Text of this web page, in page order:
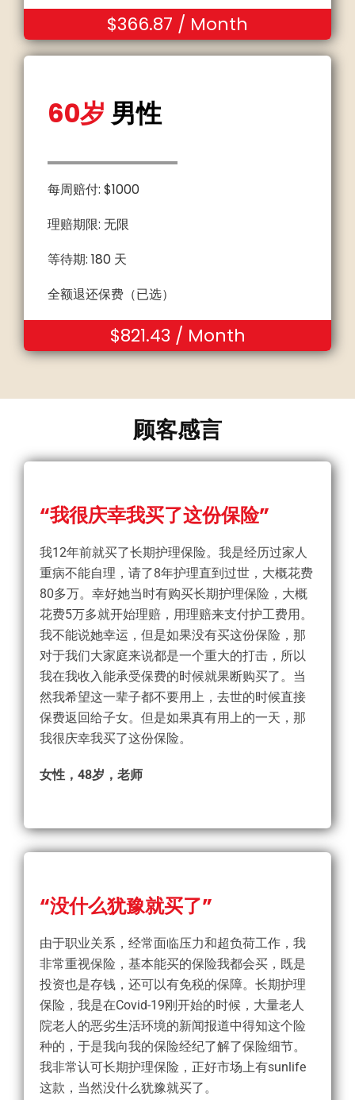
$366.87 / Month
60岁男性
每周赔付: $1000
理赔期限: 无限
等待期: 180 天
全额退还保费（已选）
$821.43 / Month
顾客感言
“我很庆幸我买了这份保险”
我12年前就买了长期护理保险。我是经历过家人
重病不能自理，请了8年护理直到过世，大概花费
80多万。幸好她当时有购买长期护理保险，大概
花费5万多就开始理赔，用理赔来支付护工费用。
我不能说她幸运，但是如果没有买这份保险，那
对于我们大家庭来说都是一个重大的打击，所以
我在我收入能承受保费的时候就果断购买了。当
然我希望这一辈子都不要用上，去世的时候直接
保费返回给子女。但是如果真有用上的一天，那
我很庆幸我买了这份保险。
女性，48岁，老师
“没什么犹豫就买了”
由于职业关系，经常面临压力和超负荷工作，我
非常重视保险，基本能买的保险我都会买，既是
投资也是存钱，还可以有免税的保障。长期护理
保险，我是在Covid-19刚开始的时候，大量老人
院老人的恶劣生活环境的新闻报道中得知这个险
种的，于是我向我的保险经纪了解了保险细节。
我非常认可长期护理保险，正好市场上有sunlife
这款，当然没什么犹豫就买了。